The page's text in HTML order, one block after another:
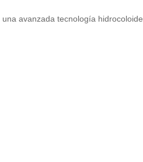
avanzada tecnología hidrocoloide